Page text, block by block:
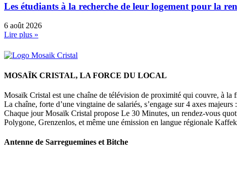
Les étudiants à la recherche de leur logement pour la
6 août 2026
Lire plus »
MOSAÏK CRISTAL, LA FORCE DU LOCAL
Mosaïk Cristal est une chaîne de télévision de proximité qui couvre, à la
La chaîne, forte d’une vingtaine de salariés, s’engage sur 4 axes
Chaque jour Mosaïk Cristal propose Le 30 Minutes, un rendez-vous
Polygone, Grenzenlos, et même une émission en langue régionale
Antenne de Sarreguemines et Bitche